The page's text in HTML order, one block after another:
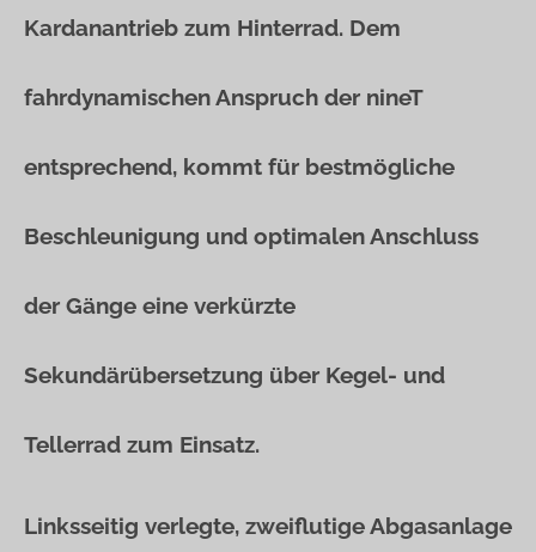
Kardanantrieb zum Hinterrad. Dem
fahrdynamischen Anspruch der nineT
entsprechend, kommt für bestmögliche
Beschleunigung und optimalen Anschluss
der Gänge eine verkürzte
Sekundärübersetzung über Kegel- und
Tellerrad zum Einsatz.
Linksseitig verlegte, zweiflutige Abgasanlage